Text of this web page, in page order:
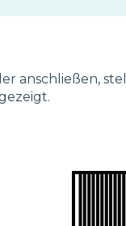
anschließen,